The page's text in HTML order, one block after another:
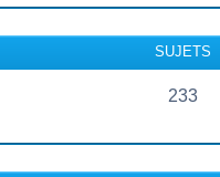
SUJETS
233